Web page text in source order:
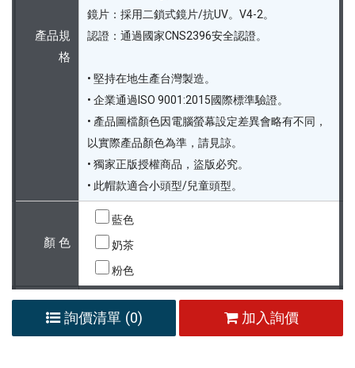
產品規
格
鏡片：採用二鎖式鏡片/抗UV。V4-2。
認證：通過國家CNS2396安全認證。
• 堅持在地生產台灣製造。
• 企業通過ISO 9001:2015國際標準驗證。
• 產品圖檔顏色因電腦螢幕設定差異會略有不同，
以實際產品顏色為準，請見諒。
• 獨家正版授權商品，盜版必究。
• 此帽款適合小頭型/兒童頭型。
顏 色
藍色
奶茶
粉色
詢價清單 (0) 加入詢價